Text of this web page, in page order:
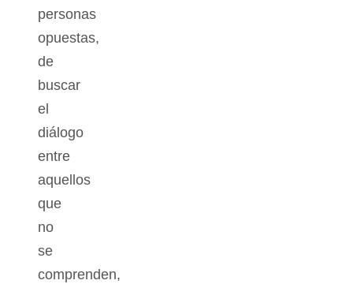
personas
opuestas,
de
buscar
el
diálogo
entre
aquellos
que
no
se
comprenden,